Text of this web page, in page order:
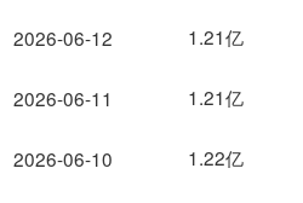
2026-06-12
2026-06-11
2026-06-10
1.21亿
1.21亿
1.22亿